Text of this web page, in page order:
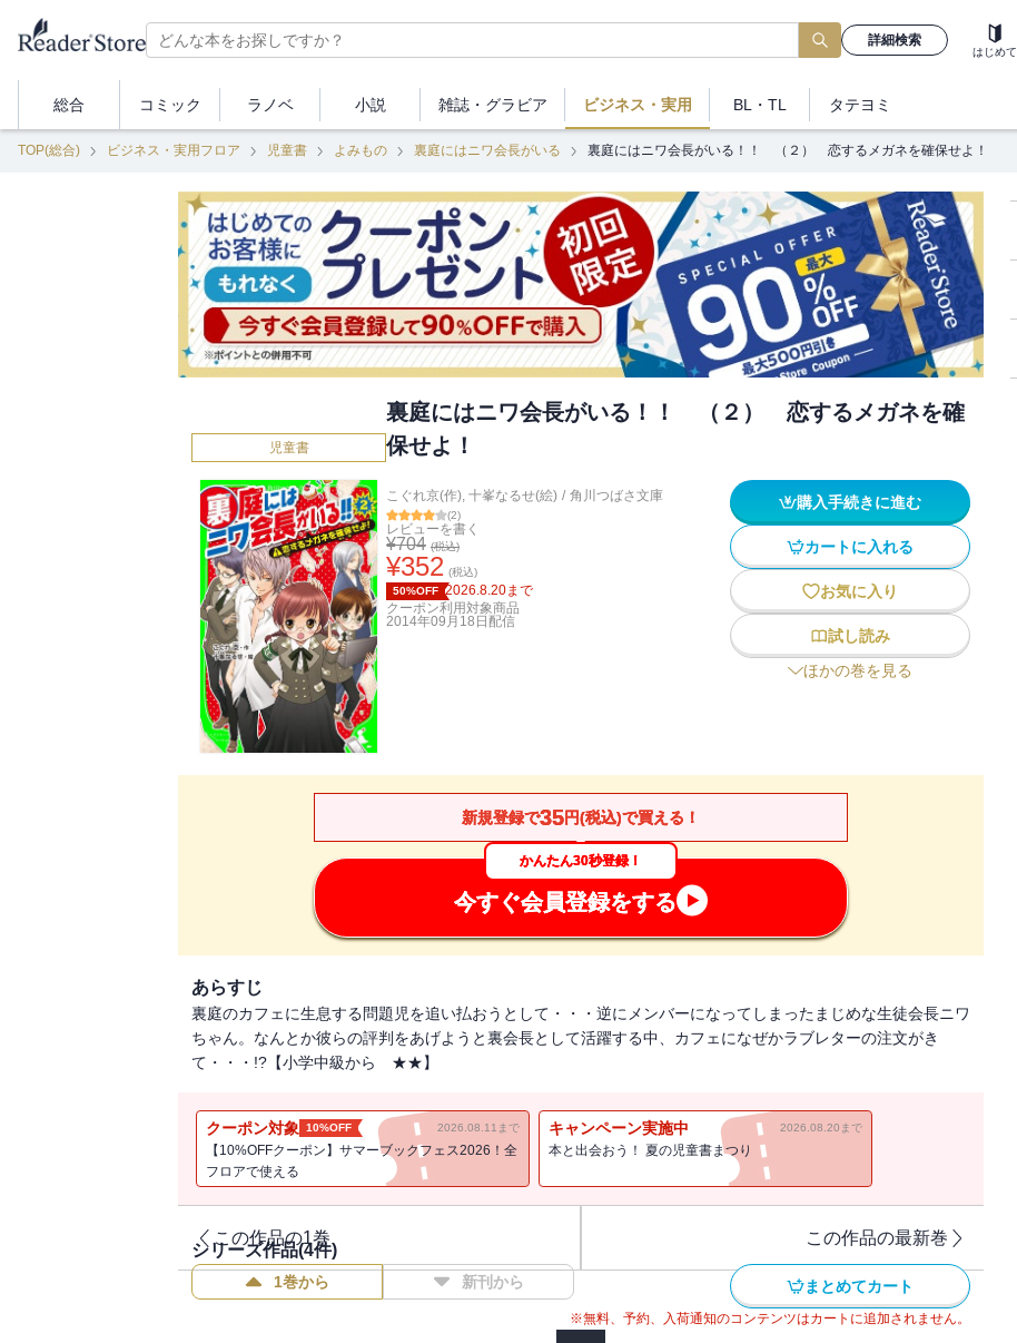
詳細検索
はじめて
総合 コミック ラノベ 小説 雑誌・ グラビア ビジネス ・実用 BL・TL タテヨミ
TOP(総合) ビジネス・実用フロア 児童書 よみもの 裏庭にはニワ会長がいる 裏庭にはニワ会長がいる！！ （２） 恋するメガネを確保せよ！
児童書
裏庭にはニワ会長がいる！！ （２） 恋するメガネを確
保せよ！
こぐれ京(作), 十峯なるせ(絵) / 角川つばさ文庫
(2)
レビューを書く
¥704 (税込)
¥352 (税込)
50%OFF 2026.8.20まで
クーポン利用対象商品
2014年09月18日 配信
購入手続きに進む
カートに入れる
お気に入り
試し読み
ほかの巻を見る
新規登録で35円(税込)で買える！
かんたん30秒登録！
今すぐ会員登録をする
あらすじ
裏庭のカフェに生息する問題児を追い払おうとして・・・逆にメンバーになってしまったまじめな生徒会長ニワ
ちゃん。なんとか彼らの評判をあげようと裏会長として活躍する中、カフェになぜかラブレターの注文がき
て・・・!?【小学中級から ★★】
クーポン対象 10%OFF 2026.08.11まで
【10%OFFクーポン】サマーブックフェス2026！全
フロアで使える
キャンペーン実施中 2026.08.20まで
本と出会おう！ 夏の児童書まつり
この作品の1巻 この作品の最新巻
シリーズ作品(4件)
1巻から 新刊から まとめてカート
※無料、予約、入荷通知のコンテンツはカートに追加されません。